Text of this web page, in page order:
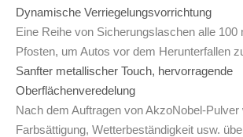
Dynamische Verriegelungsvorrichtung
Eine Reihe von Sicherungslaschen alle 100
Pfosten, um Autos vor dem Herunterfallen
Sanfter metallischer Touch, hervorragende
Oberflächenveredelung
Nach dem Auftragen von AkzoNobel-Pulver
Farbsättigung, Wetterbeständigkeit usw.